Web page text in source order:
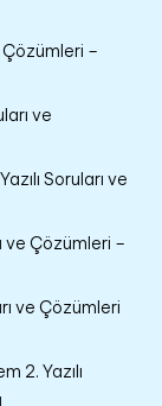
Çözümleri –
ve
Soruları ve
ve Çözümleri –
ve Çözümleri
2. Yazılı